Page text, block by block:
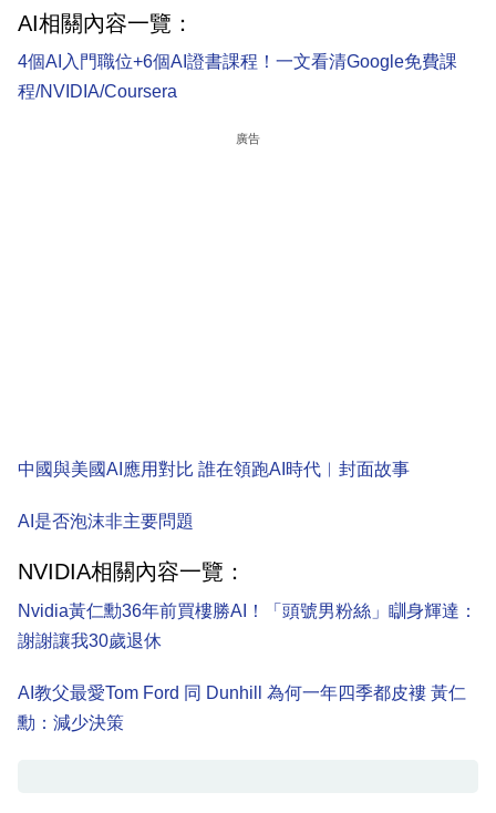
AI相關內容一覽：
4個AI入門職位+6個AI證書課程！一文看清Google免費課
程/NVIDIA/Coursera
廣告
中國與美國AI應用對比 誰在領跑AI時代︳封面故事
AI是否泡沫非主要問題
NVIDIA相關內容一覽：
Nvidia黃仁勳36年前買樓勝AI！「頭號男粉絲」瞓身輝達：
謝謝讓我30歲退休
AI教父最愛Tom Ford 同 Dunhill 為何一年四季都皮褸 黃仁
勳：減少決策